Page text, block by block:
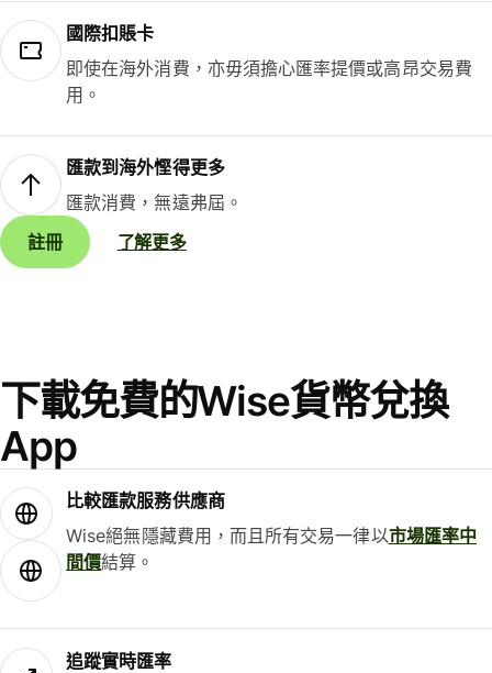
國際扣賬卡
即使在海外消費，亦毋須擔心匯率提價或高昂交易費
用。
匯款到海外慳得更多
匯款消費，無遠弗屆。
註冊
了解更多
下載免費的Wise貨幣兌換
App
比較匯款服務供應商
Wise絕無隱藏費用，而且所有交易一律以市場匯率中
間價結算。
追蹤實時匯率